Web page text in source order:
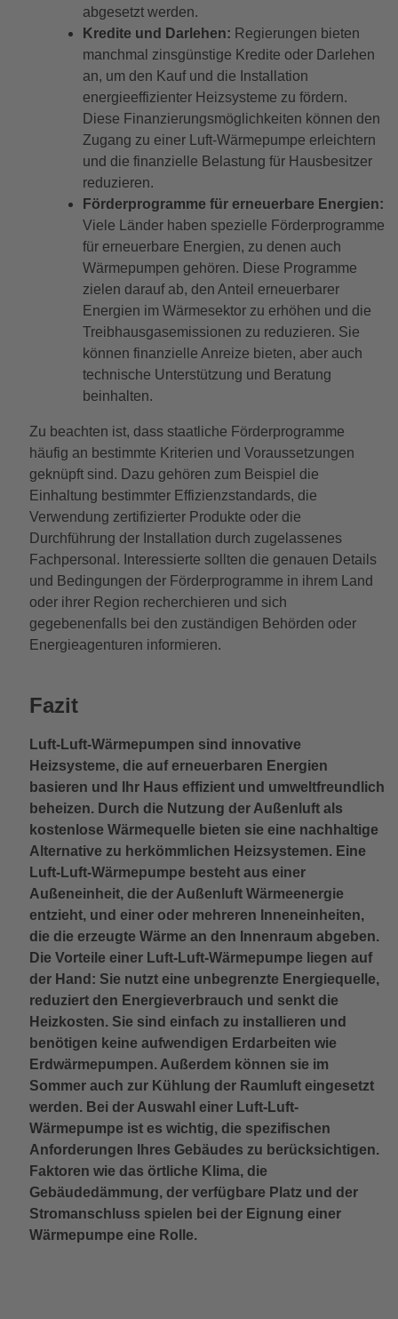
abgesetzt werden.
Kredite und Darlehen: Regierungen bieten
manchmal zinsgünstige Kredite oder Darlehen
an, um den Kauf und die Installation
energieeffizienter Heizsysteme zu fördern.
Diese Finanzierungsmöglichkeiten können den
Zugang zu einer Luft-Wärmepumpe erleichtern
und die finanzielle Belastung für Hausbesitzer
reduzieren.
Förderprogramme für erneuerbare Energien:
Viele Länder haben spezielle Förderprogramme
für erneuerbare Energien, zu denen auch
Wärmepumpen gehören. Diese Programme
zielen darauf ab, den Anteil erneuerbarer
Energien im Wärmesektor zu erhöhen und die
Treibhausgasemissionen zu reduzieren. Sie
können finanzielle Anreize bieten, aber auch
technische Unterstützung und Beratung
beinhalten.
Zu beachten ist, dass staatliche Förderprogramme
häufig an bestimmte Kriterien und Voraussetzungen
geknüpft sind. Dazu gehören zum Beispiel die
Einhaltung bestimmter Effizienzstandards, die
Verwendung zertifizierter Produkte oder die
Durchführung der Installation durch zugelassenes
Fachpersonal. Interessierte sollten die genauen Details
und Bedingungen der Förderprogramme in ihrem Land
oder ihrer Region recherchieren und sich
gegebenenfalls bei den zuständigen Behörden oder
Energieagenturen informieren.
Fazit
Luft-Luft-Wärmepumpen sind innovative
Heizsysteme, die auf erneuerbaren Energien
basieren und Ihr Haus effizient und umweltfreundlich
beheizen. Durch die Nutzung der Außenluft als
kostenlose Wärmequelle bieten sie eine nachhaltige
Alternative zu herkömmlichen Heizsystemen. Eine
Luft-Luft-Wärmepumpe besteht aus einer
Außeneinheit, die der Außenluft Wärmeenergie
entzieht, und einer oder mehreren Inneneinheiten,
die die erzeugte Wärme an den Innenraum abgeben.
Die Vorteile einer Luft-Luft-Wärmepumpe liegen auf
der Hand: Sie nutzt eine unbegrenzte Energiequelle,
reduziert den Energieverbrauch und senkt die
Heizkosten. Sie sind einfach zu installieren und
benötigen keine aufwendigen Erdarbeiten wie
Erdwärmepumpen. Außerdem können sie im
Sommer auch zur Kühlung der Raumluft eingesetzt
werden. Bei der Auswahl einer Luft-Luft-
Wärmepumpe ist es wichtig, die spezifischen
Anforderungen Ihres Gebäudes zu berücksichtigen.
Faktoren wie das örtliche Klima, die
Gebäudedämmung, der verfügbare Platz und der
Stromanschluss spielen bei der Eignung einer
Wärmepumpe eine Rolle.